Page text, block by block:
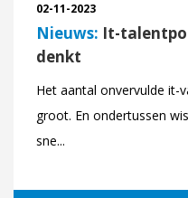
02-11-2023
Nieuws: It-
denkt
Het aantal onvervulde it-
groot. En ondertussen
sne...